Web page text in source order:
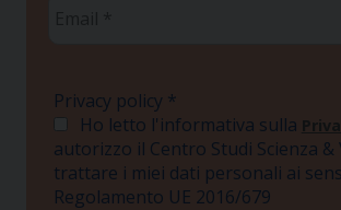
Privacy policy *
Ho letto l'informativa sulla
autorizzo il Centro Studi Scienza &
trattare i miei dati personali ai
Regolamento UE 2016/679